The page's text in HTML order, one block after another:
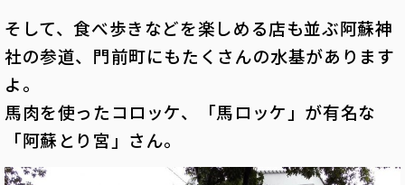
そして、食べ歩きなどを楽しめる店も並ぶ阿蘇神
社の参道、門前町にもたくさんの水基があります
よ。
馬肉を使ったコロッケ、「馬ロッケ」が有名な
「阿蘇とり宮」さん。